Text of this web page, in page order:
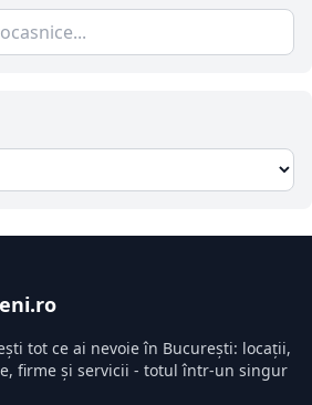
tot ce ai nevoie în București: locații,
firme și servicii - totul într-un singur